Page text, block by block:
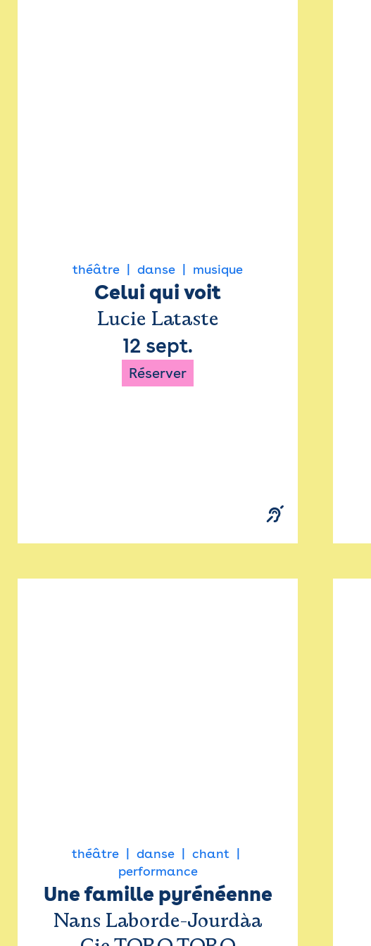
théâtre danse musique
Celui qui voit
Lucie Lataste
12 sept.
Réserver
théâtre danse
chant
performance
Une famille pyrénéenne
Nans Laborde-Jourdàa